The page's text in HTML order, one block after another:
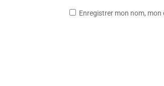
Enregistrer mon nom,